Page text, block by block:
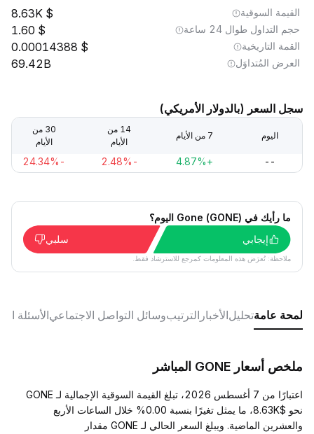
القيمة السوقية 8.63K
حجم التداول طوال 24 ساعة 1.60
القمة التاريخية 0.00014388
العرض المُتداوَل 69.42B
سجل السعر (بالدولار الأمريكي)
اليوم 7 من الأيام
14 من
الأيام
30 من
الأيام
--
+4.87%
-2.48%
-24.34%
ما رأيك في Gone (GONE) اليوم؟
إيجابي
سلبي
ملاحظة: تُعرَض هذه المعلومات كمرجع للاسترشاد فقط.
لمحة عامةتحليلالأخبار الترتيبوسائل التواصل الاجتماعيالأسئلة
ملخص أسعار GONE المباشر
اعتبارًا من 7 أغسطس 2026، تبلغ القيمة السوقية الإجمالية لـ GONE
نحو $8.63K، ما يمثل تغيرًا بنسبة 0.00% خلال الساعات الأربع
والعشرين الماضية. ويبلغ السعر الحالي لـ GONE مقدار